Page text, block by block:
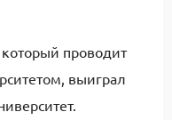
проводит
выиграл